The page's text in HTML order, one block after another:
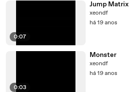
0:07
Jump Matrix
xeondf
há 19 anos
0:03
Monster
xeondf
há 19 anos